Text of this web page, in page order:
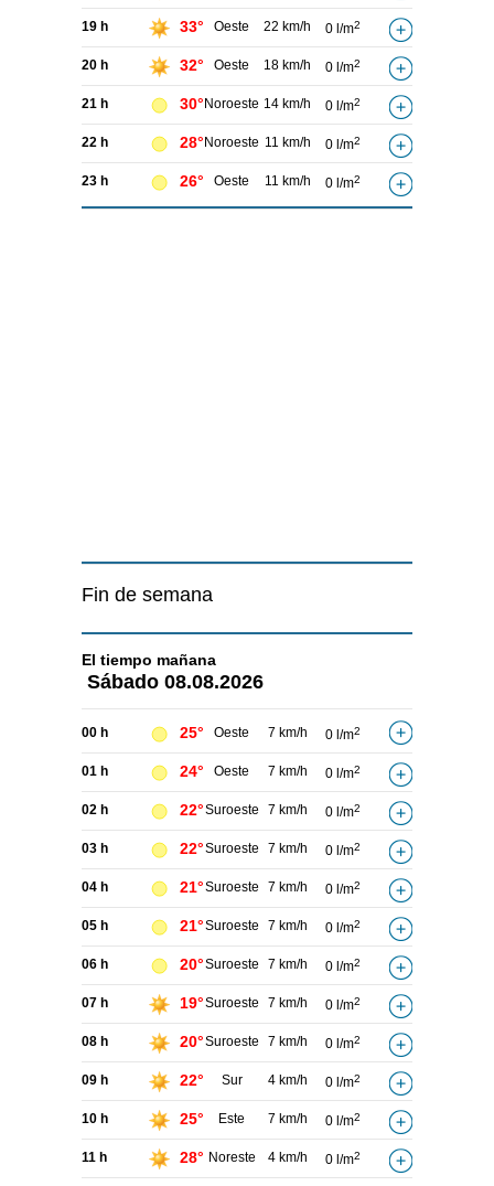
19 h 33° Oeste 22 km/h 0 l/m2
20 h 32° Oeste 18 km/h 0 l/m2
21 h 30° Noroeste 14 km/h 0 l/m2
22 h 28° Noroeste 11 km/h 0 l/m2
23 h 26° Oeste 11 km/h 0 l/m2
Fin de semana
El tiempo mañana
Sábado 08.08.2026
00 h 25° Oeste 7 km/h 0 l/m2
01 h 24° Oeste 7 km/h 0 l/m2
02 h 22°Suroeste 7 km/h 0 l/m2
03 h 22°Suroeste 7 km/h 0 l/m2
04 h 21°Suroeste 7 km/h 0 l/m2
05 h 21°Suroeste 7 km/h 0 l/m2
06 h 20°Suroeste 7 km/h 0 l/m2
07 h 19°Suroeste 7 km/h 0 l/m2
08 h 20°Suroeste 7 km/h 0 l/m2
09 h 22° Sur 4 km/h 0 l/m2
10 h 25° Este 7 km/h 0 l/m2
11 h 28° Noreste 4 km/h 0 l/m2